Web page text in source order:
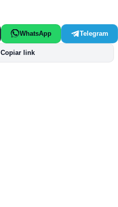
WhatsApp Telegram
Copiar link